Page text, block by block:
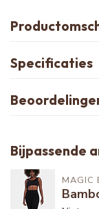
Specificaties
Bijpassende
MAGIC